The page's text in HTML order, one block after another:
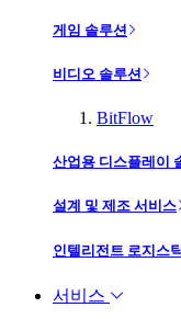
게임 솔루션
비디오 솔루션
BitFlow
산업용 디스플레이
설계 및 제조 서비스
인텔리전트 로지스
서비스